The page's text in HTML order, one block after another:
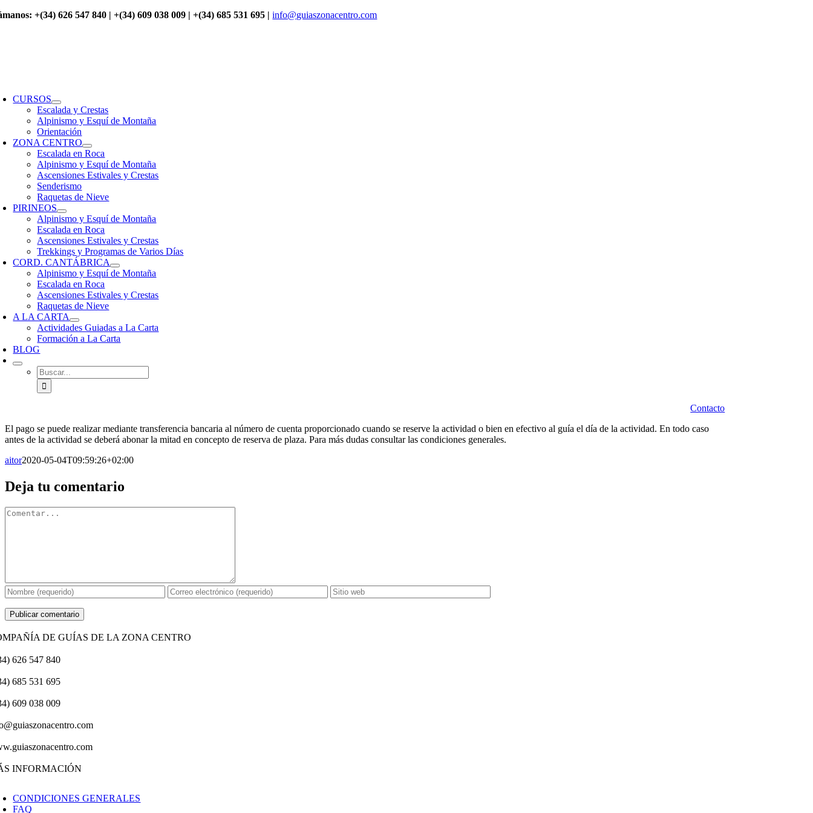
Saltar +(34) 626 547 840 | +(34) 609 038 009 | +(34) 685 531 695 | info@guiaszonacentro.com
CURSOS
Escalada y Crestas
Alpinismo y Esquí de Montaña
Orientación
ZONA CENTRO
Escalada en Roca
Alpinismo y Esquí de Montaña
Ascensiones Estivales y Crestas
Senderismo
Raquetas de Nieve
PIRINEOS
Alpinismo y Esquí de Montaña
Escalada en Roca
Ascensiones Estivales y Crestas
Trekkings y Programas de Varios Días
CORD. CANTÁBRICA
Alpinismo y Esquí de Montaña
Escalada en Roca
Ascensiones Estivales y Crestas
Raquetas de Nieve
A LA CARTA
Actividades Guiadas a La Carta
Formación a La Carta
BLOG
Buscar:
Contacto
El pago se puede realizar mediante transferencia bancaria al número de cuenta proporcionado cuando se reserve la actividad o bien en efectivo al guía el día de la actividad. En todo caso
antes de la actividad se deberá abonar la mitad en concepto de reserva de plaza. Para más dudas consultar las condiciones generales.
aitor2020-05-04T09:59:26+02:00
Facebook
X
Reddit
LinkedIn
WhatsApp
Tumblr
Pinterest
Vk
Correo
electrónico
Deja tu comentario
Comentario
DE GUÍAS DE LA ZONA CENTRO
626 547 840
685 531 695
609 038 009
INFORMACIÓN
CONDICIONES GENERALES
FAQ